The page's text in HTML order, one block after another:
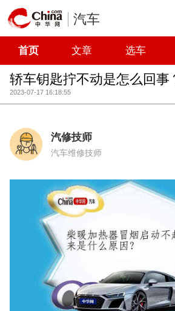
汽车
首页 文章 选车
轿车钥匙拧不动是怎么回事
2023-07-17 16:18:55
汽修技师
汽车维修技师